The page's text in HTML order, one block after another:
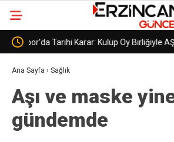
AŞ Erzincanspor’un Geleceği 5
Şekillenecek
Ana Sayfa › Sağlık
Aşı ve maske
gündemde